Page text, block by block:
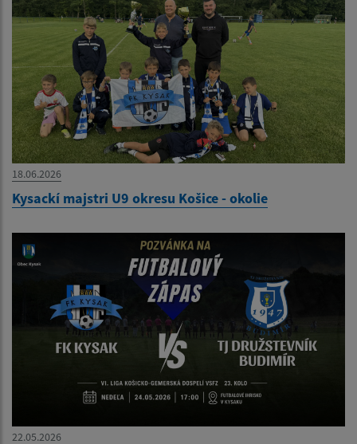
18.06.2026
Kysackí majstri U9 okresu Košice - okolie
22.05.2026